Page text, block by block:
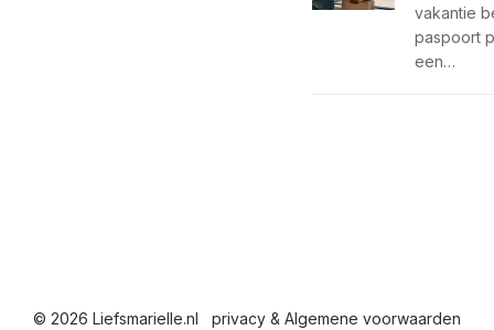
vakantie
paspoort
een…
© 2026 Liefsmarielle.nl privacy & Algemene voorwaarden